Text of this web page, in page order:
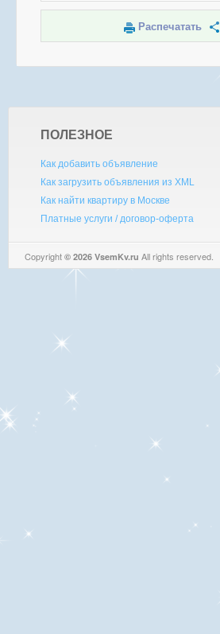
Распечатать
ПОЛЕЗНОЕ
Как добавить объявление
Как загрузить объявления из XML
Как найти квартиру в Москве
Платные услуги / договор-оферта
Copyright © 2026 VsemKv.ru All rights reserved.